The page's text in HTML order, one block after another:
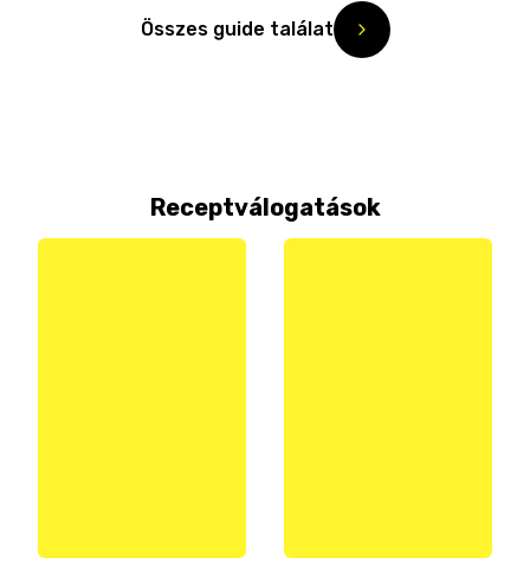
Összes guide találat
Receptválogatások